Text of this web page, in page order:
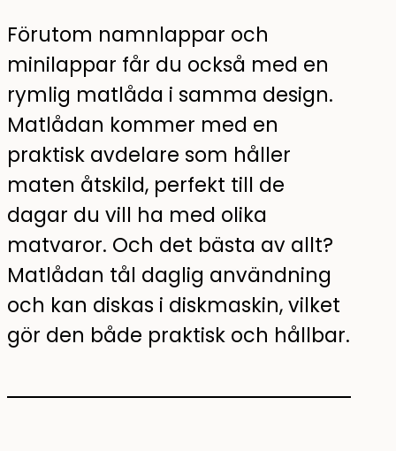
Förutom namnlappar och
minilappar får du också med en
rymlig matlåda i samma design.
Matlådan kommer med en
praktisk avdelare som håller
maten åtskild, perfekt till de
dagar du vill ha med olika
matvaror. Och det bästa av allt?
Matlådan tål daglig användning
och kan diskas i diskmaskin, vilket
gör den både praktisk och hållbar.